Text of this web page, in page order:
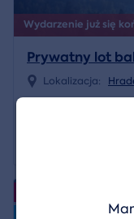
Wydarzenie już się
Prywatny lot
Lokalizacja:
Volný termín od